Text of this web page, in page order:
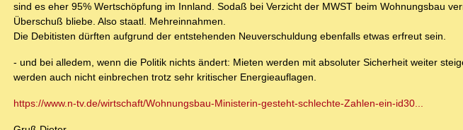
sind es eher 95% Wertschöpfung im Innland. Sodaß bei Verzicht der MWST beim Wohnungsbau
Überschuß bliebe. Also staatl. Mehreinnahmen.
Die Debitisten dürften aufgrund der entstehenden Neuverschuldung ebenfalls etwas erfreut sein.
- und bei alledem, wenn die Politik nichts ändert: Mieten werden mit absoluter Sicherheit weiter
werden auch nicht einbrechen trotz sehr kritischer Energieauflagen.
https://www.n-tv.de/wirtschaft/Wohnungsbau-Ministerin-gesteht-schlechte-Zahlen-ein-id30...